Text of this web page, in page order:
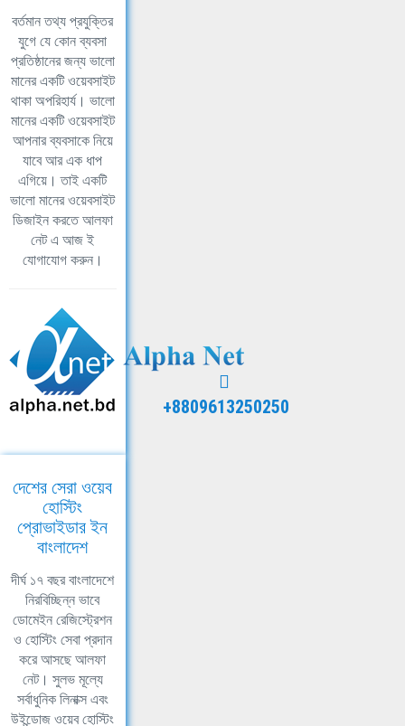
বর্তমান তথ্য প্রযুক্তির
যুগে যে কোন ব্যবসা
প্রতিষ্ঠানের জন্য ভালো
মানের একটি ওয়েবসাইট
থাকা অপরিহার্য। ভালো
মানের একটি ওয়েবসাইট
আপনার ব্যবসাকে নিয়ে
যাবে আর এক ধাপ
এগিয়ে। তাই একটি
ভালো মানের ওয়েবসাইট
ডিজাইন করতে আলফা
নেট এ আজ ই
যোগাযোগ করুন।
+8809613250250
দেশের সেরা ওয়েব
হোস্টিং
প্রোভাইডার ইন
বাংলাদেশ
দীর্ঘ ১৭ বছর বাংলাদেশে
নিরবিচ্ছিন্ন ভাবে
ডোমেইন রেজিস্ট্রেশন
ও হোস্টিং সেবা প্রদান
করে আসছে আলফা
নেট। সুলভ মূল্যে
সর্বাধুনিক লিনাক্স এবং
উইন্ডোজ ওয়েব হোস্টিং